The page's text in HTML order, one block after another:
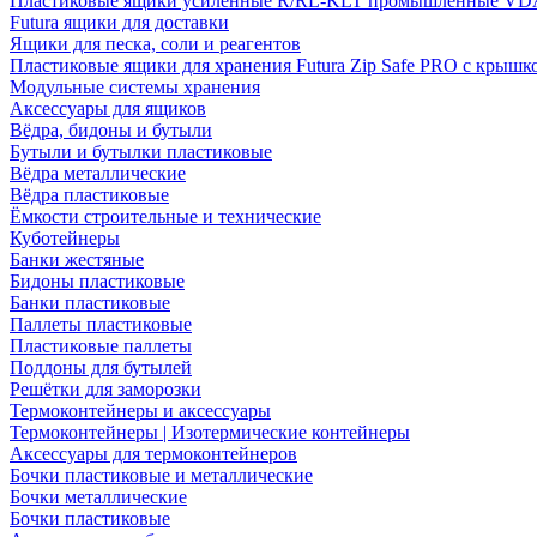
Futura ящики для доставки
Ящики для песка, соли и реагентов
Пластиковые ящики для хранения Futura Zip Safe PRO с
Модульные системы хранения
Аксессуары для ящиков
Вёдра, бидоны и бутыли
Бутыли и бутылки пластиковые
Вёдра металлические
Вёдра пластиковые
Ёмкости строительные и технические
Куботейнеры
Банки жестяные
Бидоны пластиковые
Банки пластиковые
Паллеты пластиковые
Пластиковые паллеты
Поддоны для бутылей
Решётки для заморозки
Термоконтейнеры и аксессуары
Термоконтейнеры | Изотермические контейнеры
Аксессуары для термоконтейнеров
Бочки пластиковые и металлические
Бочки металлические
Бочки пластиковые